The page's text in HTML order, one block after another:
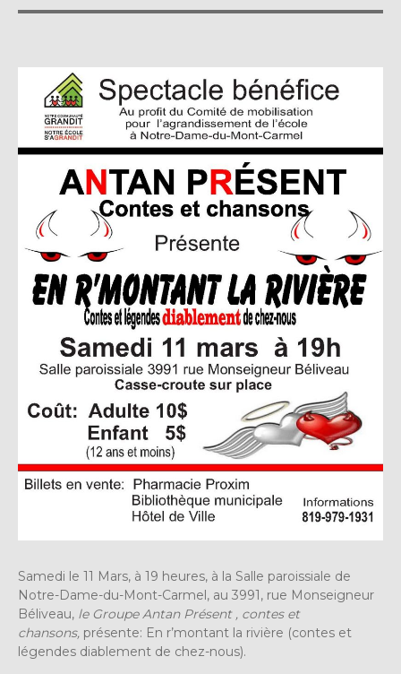
Samedi le 11 Mars, à 19 heures, à la Salle paroissiale de
Notre-Dame-du-Mont-Carmel, au 3991, rue Monseigneur
Béliveau, le Groupe Antan Présent , contes et
chansons, présente: En r’montant la rivière (contes et
légendes diablement de chez-nous).